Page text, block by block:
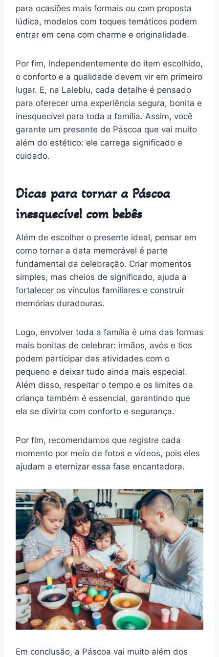
para ocasiões mais formais ou com proposta
lúdica, modelos com toques temáticos podem
entrar em cena com charme e originalidade.
Por fim, independentemente do item escolhido,
o conforto e a qualidade devem vir em primeiro
lugar. E, na Laleblu, cada detalhe é pensado
para oferecer uma experiência segura, bonita e
inesquecível para toda a família. Assim, você
garante um presente de Páscoa que vai muito
além do estético: ele carrega significado e
cuidado.
Dicas para tornar a Páscoa
inesquecível com bebês
Além de escolher o presente ideal, pensar em
como tornar a data memorável é parte
fundamental da celebração. Criar momentos
simples, mas cheios de significado, ajuda a
fortalecer os vínculos familiares e construir
memórias duradouras.
Logo, envolver toda a família é uma das formas
mais bonitas de celebrar: irmãos, avós e tios
podem participar das atividades com o
pequeno e deixar tudo ainda mais especial.
Além disso, respeitar o tempo e os limites da
criança também é essencial, garantindo que
ela se divirta com conforto e segurança.
Por fim, recomendamos que registre cada
momento por meio de fotos e vídeos, pois eles
ajudam a eternizar essa fase encantadora.
Em conclusão, a Páscoa vai muito além dos